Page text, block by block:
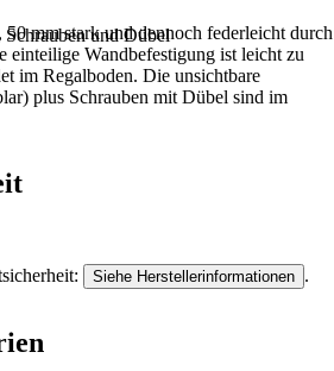
Schrauben und Dübel
mm stark und dennoch federleicht durch
einteilige Wandbefestigung ist leicht zu
im Regalboden. Die unsichtbare
plus Schrauben mit Dübel sind im
Siehe Herstellerinformationen .